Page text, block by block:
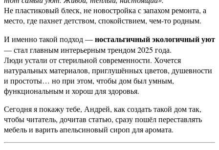
Не пластиковый блеск, не новостройка с запахом ремонта, а
место, где пахнет детством, спокойствием, чем-то родным.
И именно такой подход —ностальгичный экологичный уют
— стал главным интерьерным трендом 2025 года.
Люди устали от стерильной современности. Хочется
натуральных материалов, приглушённых цветов, душевности
и простоты… но при этом, чтобы дом был умным,
функциональным и хорош для здоровья.
Сегодня я покажу тебе, Андрей, как создать такой дом так,
чтобы читатель, дочитав статью, сразу пошёл переставлять
мебель и варить апельсиновый сироп для аромата.